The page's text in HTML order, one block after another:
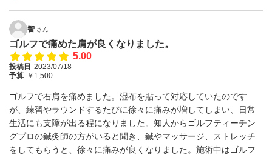
智 さん
ゴルフで痛めた肩が良くなりました。
5.00
投稿日 2023/07/18
予算 ￥1,500
ゴルフで右肩を痛めました。湿布を貼って対応していたのです
が、練習やラウンドするたびに徐々に痛みが増してしまい、日常
生活にも支障が出る程になりました。知人からゴルフティーチン
グプロの鍼灸師の方がいると聞き、鍼やマッサージ、ストレッチ
をしてもらうと、徐々に痛みが良くなりました。施術中はゴルフ